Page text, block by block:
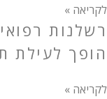
לקריאה »
רשלנות
הופך לעילת
לקריאה »